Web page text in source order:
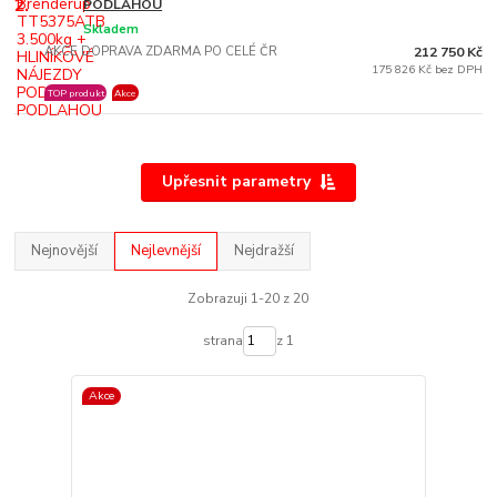
2. PODLAHOU
AKCE DOPRAVA ZDARMA PO CELÉ ČR
Skladem
TOP produkt Akce
212 750 Kč
175 826 Kč bez DPH
Upřesnit parametry
Nejnovější Nejlevnější Nejdražší
Zobrazuji 1-20 z 20
strana z 1
Akce